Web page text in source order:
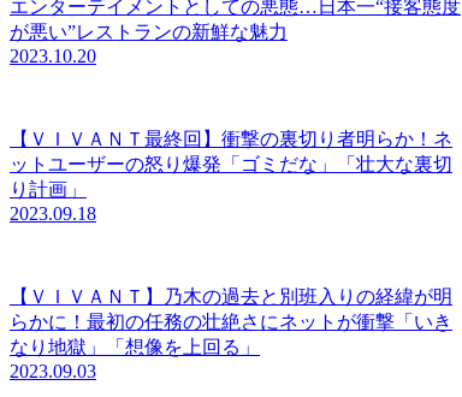
エンターテイメントとしての悪態…日本一“接客態度
が悪い”レストランの新鮮な魅力
2023.10.20
【ＶＩＶＡＮＴ最終回】衝撃の裏切り者明らか！ネ
ットユーザーの怒り爆発「ゴミだな」「壮大な裏切
り計画」
2023.09.18
【ＶＩＶＡＮＴ】乃木の過去と別班入りの経緯が明
らかに！最初の任務の壮絶さにネットが衝撃「いき
なり地獄」「想像を上回る」
2023.09.03